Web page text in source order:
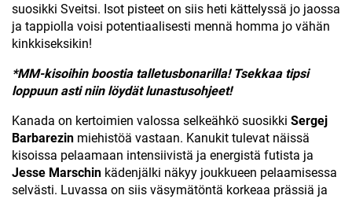
suosikki Sveitsi. Isot pisteet on siis heti kättelyssä jo jaossa
ja tappiolla voisi potentiaalisesti mennä homma jo vähän
kinkkiseksikin!
*MM-kisoihin boostia talletusbonarilla! Tsekkaa tipsi
loppuun asti niin löydät lunastusohjeet!
Kanada on kertoimien valossa selkeähkö suosikki Sergej
Barbarezin miehistöä vastaan. Kanukit tulevat näissä
kisoissa pelaamaan intensiivistä ja energistä futista ja
Jesse Marschin kädenjälki näkyy joukkueen pelaamisessa
selvästi. Luvassa on siis väsymätöntä korkeaa prässiä ja